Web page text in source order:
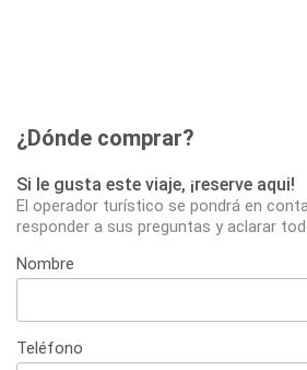
¿Dónde comprar?
Si le gusta este viaje, ¡reserve aqui!
El operador turístico se pondrá en
responder a sus preguntas y aclarar
Nombre
Teléfono